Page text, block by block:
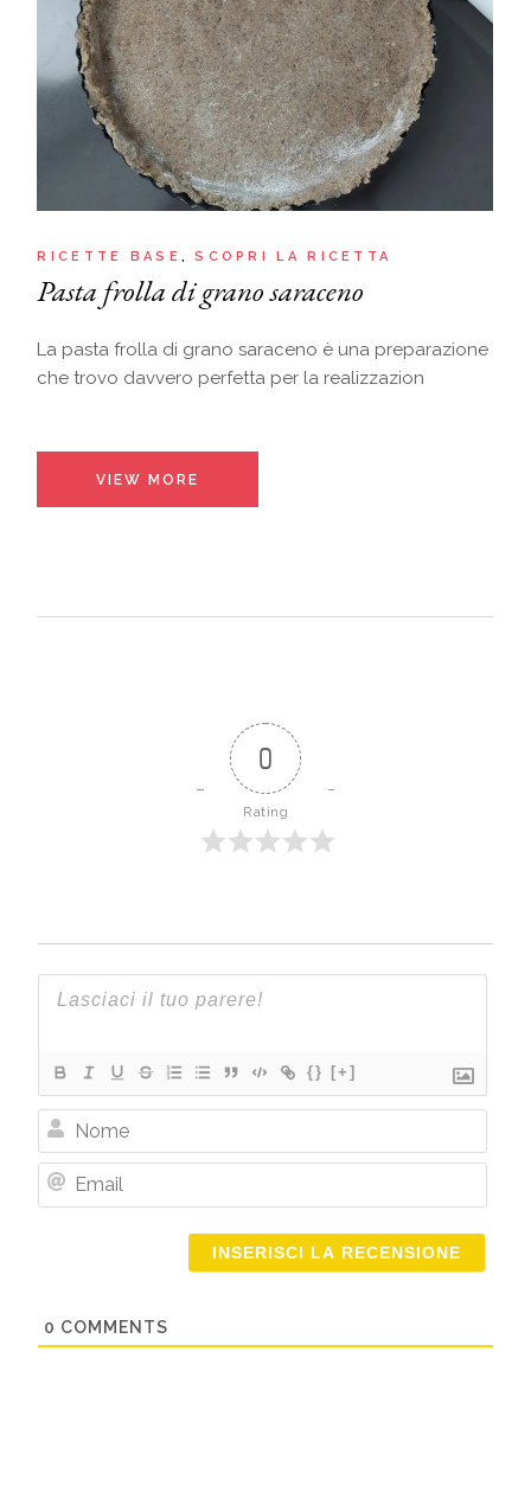
RICETTE BASE SCOPRI LA RICETTA
Pasta frolla di grano saraceno
La pasta frolla di grano saraceno è una preparazione
che trovo davvero perfetta per la realizzazion
VIEW MORE
0
Rating
{} [+]
Nome
0 COMMENTS